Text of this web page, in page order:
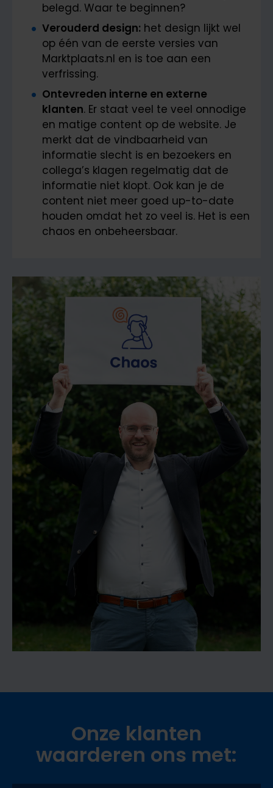
belegd. Waar te beginnen?
Verouderd design: het design lijkt wel
op één van de eerste versies van
Marktplaats.nl en is toe aan een
verfrissing.
Ontevreden interne en externe
klanten. Er staat veel te veel onnodige
en matige content op de website. Je
merkt dat de vindbaarheid van
informatie slecht is en bezoekers en
collega’s klagen regelmatig dat de
informatie niet klopt. Ook kan je de
content niet meer goed up-to-date
houden omdat het zo veel is. Het is een
chaos en onbeheersbaar.
Onze klanten
waarderen ons met: